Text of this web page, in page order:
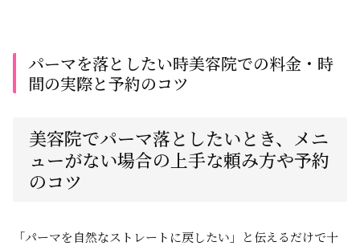
パーマを落としたい時美容院での料金・時
間の実際と予約のコツ
美容院でパーマ落としたいとき、メニ
ューがない場合の上手な頼み方や予約
のコツ
「パーマを自然なストレートに戻したい」と伝えるだけで十